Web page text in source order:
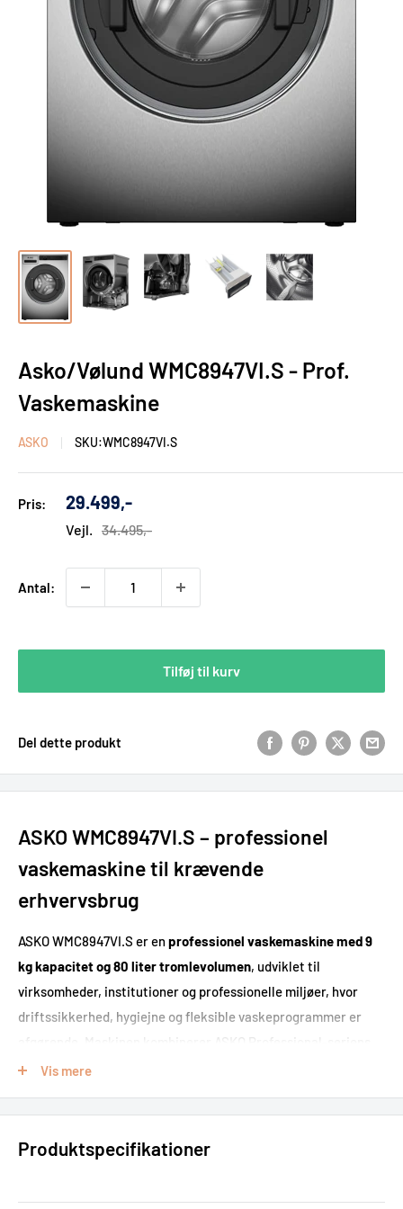
Asko/Vølund WMC8947VI.S - Prof.
Vaskemaskine
ASKO SKU:WMC8947VI.S
Pris:
Udsalgs
29.499,-
Vejl. 34.495,-
Antal:
Tilføj til kurv
Del dette produkt
ASKO WMC8947VI.S – professionel
vaskemaskine til krævende
erhvervsbrug
ASKO WMC8947VI.S er enprofessionel vaskemaskine med 9
kg kapacitet og 80 liter tromlevolumen, udviklet til
virksomheder, institutioner og professionelle miljøer, hvor
driftssikkerhed, hygiejne og fleksible vaskeprogrammer er
afgørende. Maskinen kombinerer ASKO Professional-seriens
robuste konstruktion med avancerede funktioner som
så den kan håndtere daglig brug i alt fra rengøringsfirmaer og
klinikker til hoteller, plejesektoren og fællesvaskerier.
restfugtighed på kun 49 %hjælper ASKO WMC8947VI.S med at
Vis mere
Produktspecifikationer